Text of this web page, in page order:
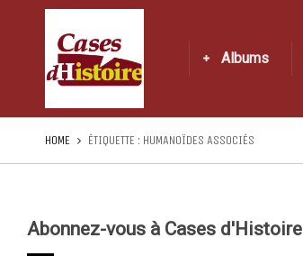
Albums
HOME ÉTIQUETTE : HUMANOÏDES ASSOCIÉS
Abonnez-vous à Cases d'Histoire